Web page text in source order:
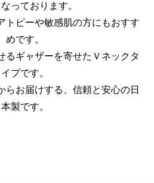
っております。
トピーや敏感肌の方にもおすす
めです。
るギャザーを寄せたＶネックタ
イプです。
らお届けする、信頼と安心の日
本製です。